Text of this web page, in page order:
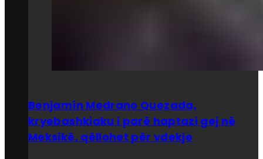
Benjamín Medrano Quezada,
kryebashkiaku i parë haptazi gej në
Meksikë, qëllohet për vdekje